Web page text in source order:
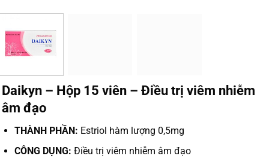
Daikyn – Hộp 15 viên – Điều trị viêm nhiễm
âm đạo
THÀNH PHẦN: Estriol hàm lượng 0,5mg
CÔNG DỤNG: Điều trị viêm nhiễm âm đạo